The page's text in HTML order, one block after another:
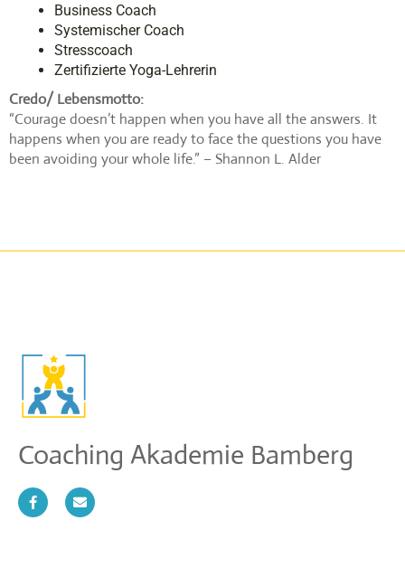
Business Coach
Systemischer Coach
Stresscoach
Zertifizierte Yoga-Lehrerin
Credo/ Lebensmotto:
“Courage doesn’t happen when you have all the answers. It
happens when you are ready to face the questions you have
been avoiding your whole life.” – Shannon L. Alder
Coaching Akademie Bamberg